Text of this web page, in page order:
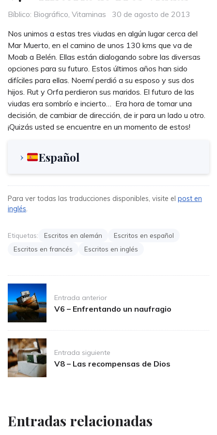
Categories
Bíblico: Biográfico, Vitaminas
Posted
30 de agosto de 2013
Nos unimos a estas tres viudas en algún lugar cerca del
Mar Muerto, en el camino de unos 130 kms que va de
Moab a Belén. Ellas están dialogando sobre las diversas
opciones para su futuro. Estos últimos años han sido
difíciles para ellas. Noemí perdió a su esposo y sus dos
hijos. Rut y Orfa perdieron sus maridos. El futuro de las
viudas era sombrío e incierto… Era hora de tomar una
decisión, de cambiar de dirección, de ir para un lado u otro.
¡Quizás usted se encuentre en un momento de estos!
Español
Para ver todas las traducciones disponibles, visite el post en
inglés.
Etiquetas: Escritos en alemán
Escritos en español
Escritos en francés
Escritos en inglés
Post
navigationEntrada anterior
V6 – Enfrentando un naufragio
Entrada siguiente
V8 – Las recompensas de Dios
Entradas relacionadas